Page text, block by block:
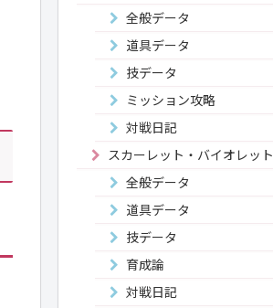
全般データ
道具データ
技データ
ミッション攻略
対戦日記
スカーレット・バイオレット
全般データ
道具データ
技データ
育成論
対戦日記